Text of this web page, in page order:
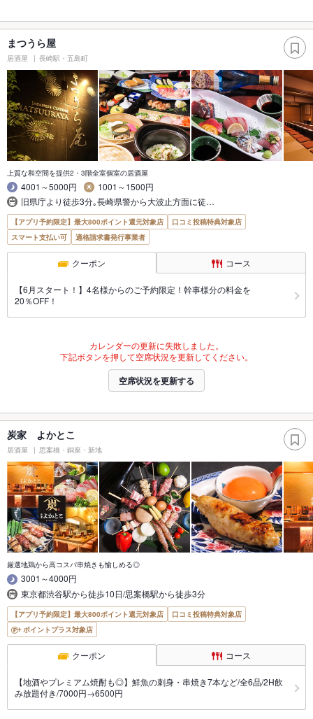
まつうら屋
居酒屋 長崎駅・五島町
上質な和空間を提供2・3階全室個室の居酒屋
4001～5000円
1001～1500円
旧県庁より徒歩3分｡長崎県警から大波止方面に徒…
【アプリ予約限定】最大800ポイント還元対象店
口コミ投稿特典対象店
スマート支払い可
適格請求書発行事業者
クーポン コース
【6月スタート！】4名様からのご予約限定！幹事様分の料金を
20％OFF！
カレンダーの更新に失敗しました。
下記ボタンを押して空席状況を更新してください。
空席状況を更新する
炭家 よかとこ
居酒屋 思案橋・銅座・新地
厳選地鶏から高コスパ串焼きも愉しめる◎
3001～4000円
東京都渋谷駅から徒歩10日/思案橋駅から徒歩3分
【アプリ予約限定】最大800ポイント還元対象店
口コミ投稿特典対象店
ポイントプラス対象店
クーポン コース
【地酒やプレミアム焼酎も◎】鮮魚の刺身・串焼き7本など/全6品/2H飲
み放題付き/7000円→6500円